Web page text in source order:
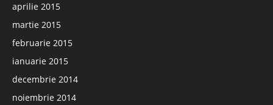
aprilie 2015
martie 2015
februarie 2015
ianuarie 2015
decembrie 2014
noiembrie 2014